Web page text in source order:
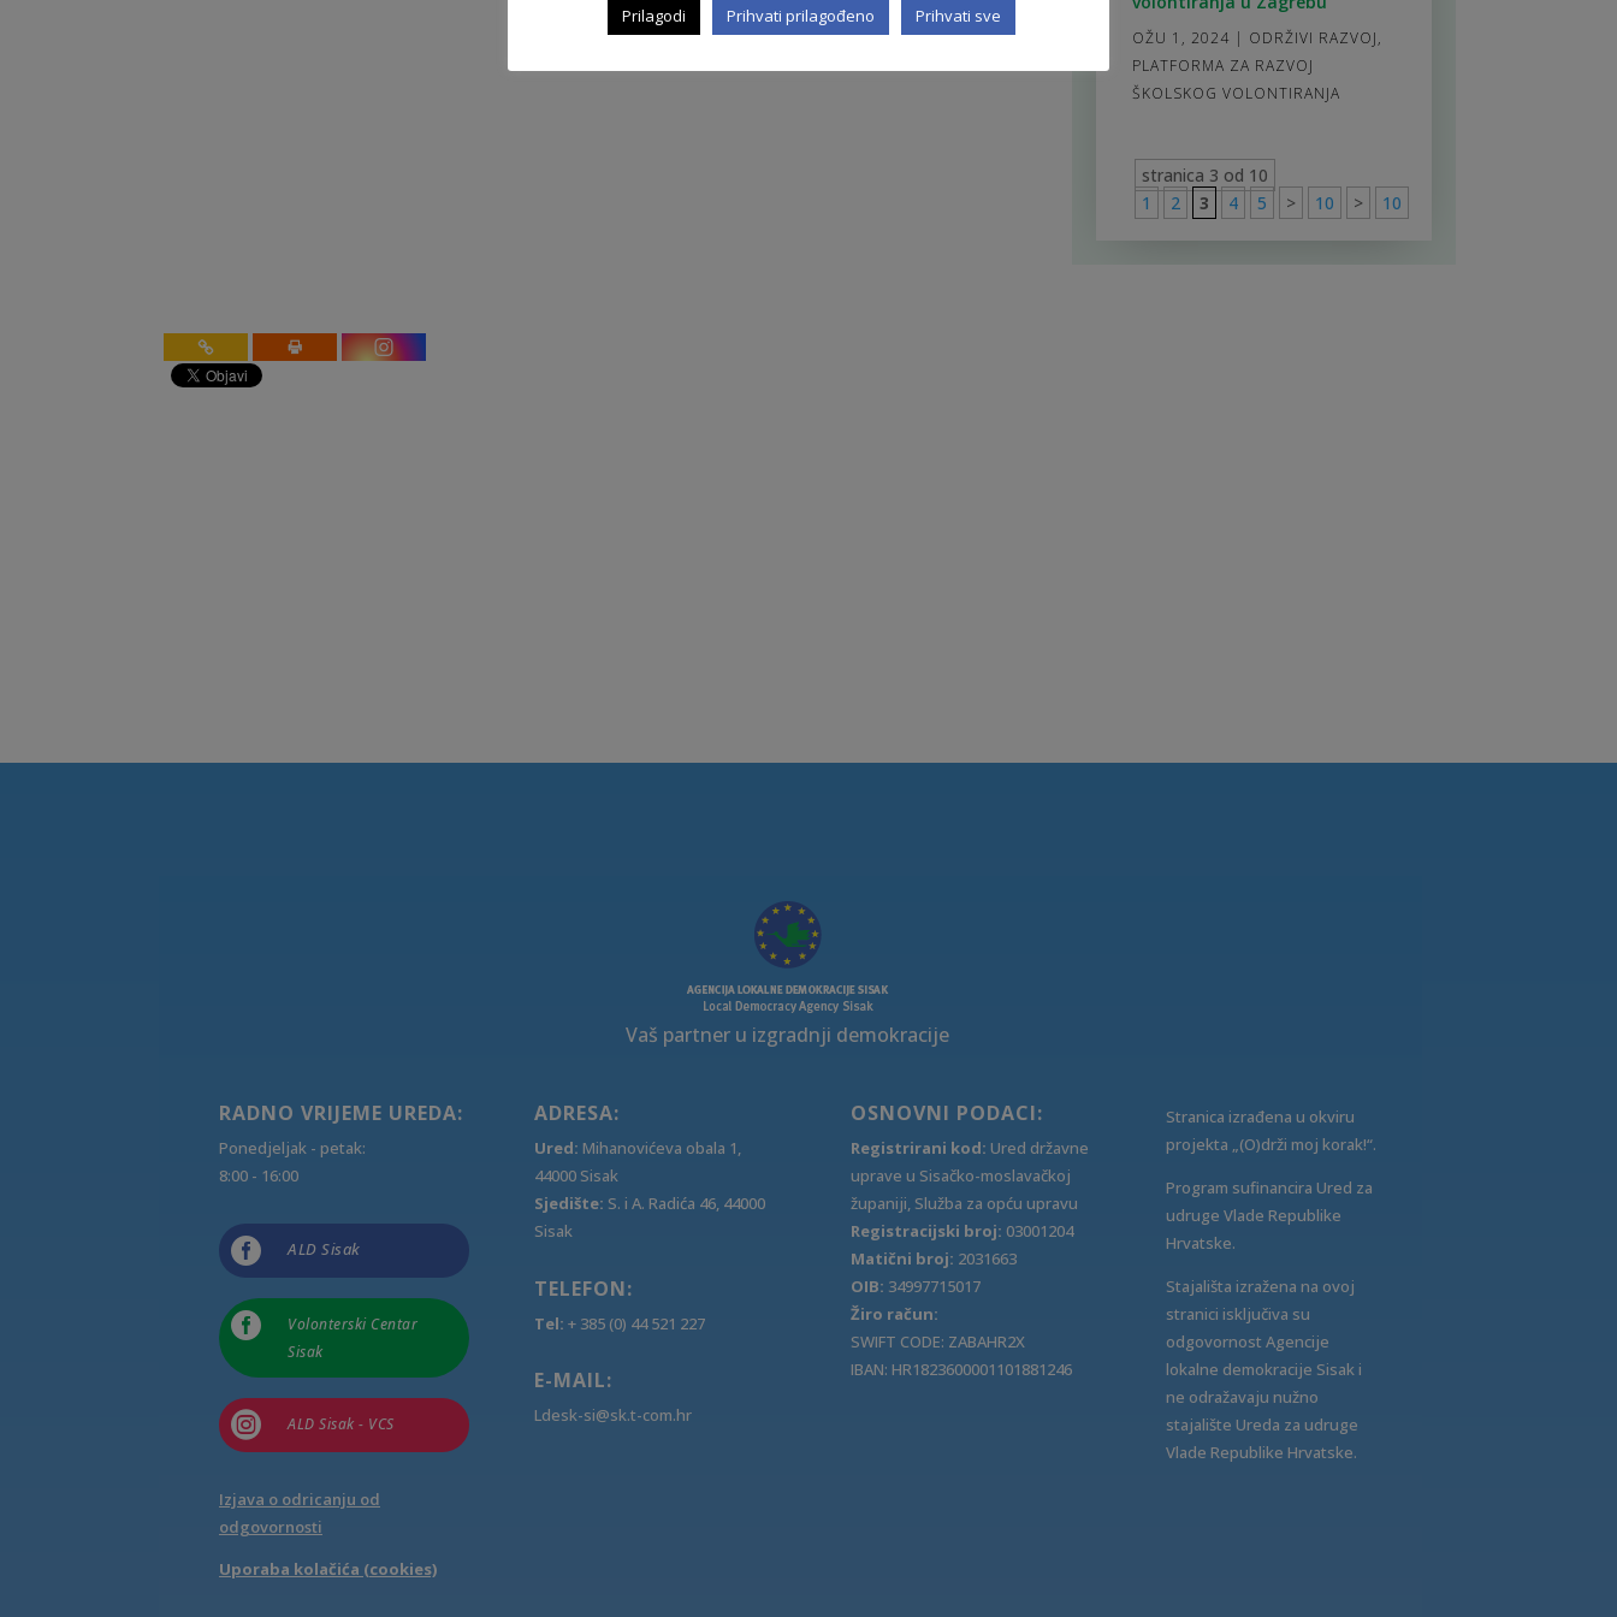
OŽU 1, 2024 | ODRŽIVI RAZVOJ,
PLATFORMA ZA RAZVOJ
ŠKOLSKOG VOLONTIRANJA
stranica 3 od 10
1
2 3 4 5 > 10 > 10
Vaš partner u izgradnji demokracije
RADNO VRIJEME UREDA:
Ponedjeljak - petak:
8:00 - 16:00
 ALD Sisak

Volonterski Centar
Sisak
 ALD Sisak - VCS
Izjava o odricanju od
odgovornosti
Uporaba kolačića (cookies)
ADRESA:
Ured: Mihanovićeva obala 1,
44000 Sisak
Sjedište: S. i A. Radića 46, 44000
Sisak
TELEFON:
Tel: + 385 (0) 44 521 227
E-MAIL:
Ldesk-si@sk.t-com.hr
OSNOVNI PODACI:
Registrirani kod: Ured državne
uprave u Sisačko-moslavačkoj
županiji, Služba za opću upravu
Registracijski broj: 03001204
Matični broj: 2031663
OIB: 34997715017
Žiro račun:
SWIFT CODE: ZABAHR2X
IBAN: HR1823600001101881246
Stranica izrađena u okviru
projekta „(O)drži moj korak!“.
Program sufinancira Ured za
udruge Vlade Republike
Hrvatske.
Stajališta izražena na ovoj
stranici isključiva su
odgovornost Agencije
lokalne demokracije Sisak i
ne odražavaju nužno
stajalište Ureda za udruge
Vlade Republike Hrvatske.
Prilagodi Prihvati prilagođeno Prihvati sve